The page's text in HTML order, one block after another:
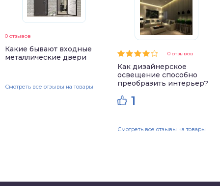
0 отзывов
Какие бывают входные
металлические двери
Смотреть все отзывы на товары
0 отзывов
Как дизайнерское
освещение способно
преобразить интерьер?
1
Смотреть все отзывы на товары